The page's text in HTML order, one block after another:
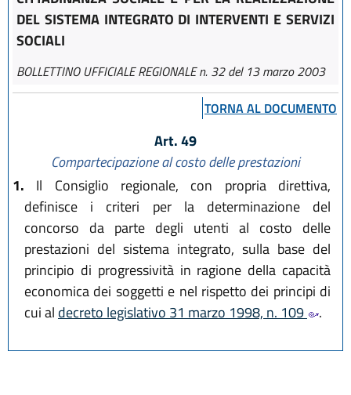
DEL SISTEMA INTEGRATO DI INTERVENTI E SERVIZI
SOCIALI
BOLLETTINO UFFICIALE REGIONALE n. 32 del 13 marzo 2003
TORNA AL DOCUMENTO
Art. 49
Compartecipazione al costo delle prestazioni
1. Il Consiglio regionale, con propria direttiva,
definisce i criteri per la determinazione del
concorso da parte degli utenti al costo delle
prestazioni del sistema integrato, sulla base del
principio di progressività in ragione della capacità
economica dei soggetti e nel rispetto dei principi di
cui al decreto legislativo 31 marzo 1998, n. 109 .